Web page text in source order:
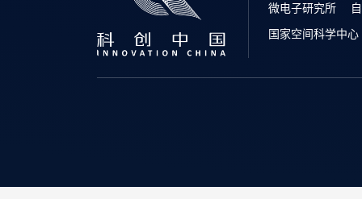
微电子研究所
国家空间科学中心